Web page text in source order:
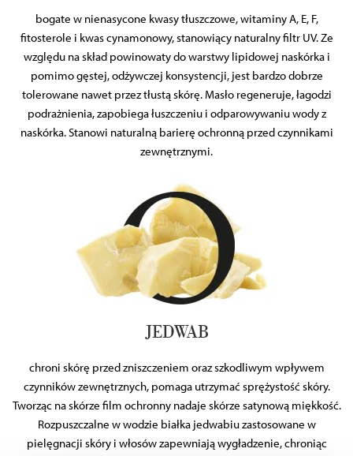
bogate w nienasycone kwasy tłuszczowe, witaminy A, E, F,
fitosterole i kwas cynamonowy, stanowiący naturalny filtr UV. Ze
względu na skład powinowaty do warstwy lipidowej naskórka i
pomimo gęstej, odżywczej konsystencji, jest bardzo dobrze
tolerowane nawet przez tłustą skórę. Masło regeneruje, łagodzi
podrażnienia, zapobiega łuszczeniu i odparowywaniu wody z
naskórka. Stanowi naturalną barierę ochronną przed czynnikami
zewnętrznymi.
JEDWAB
chroni skórę przed zniszczeniem oraz szkodliwym wpływem
czynników zewnętrznych, pomaga utrzymać sprężystość skóry.
Tworząc na skórze film ochronny nadaje skórze satynową miękkość.
Rozpuszczalne w wodzie białka jedwabiu zastosowane w
pielęgnacji skóry i włosów zapewniają wygładzenie, chroniąc